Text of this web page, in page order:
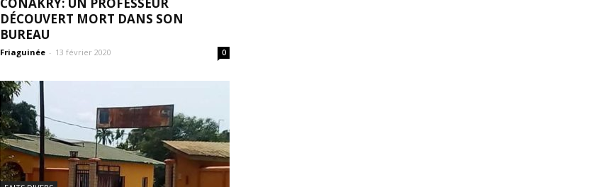
DÉCOUVERT MORT DANS SON
BUREAU
Friaguinée - 13 février 2020 0